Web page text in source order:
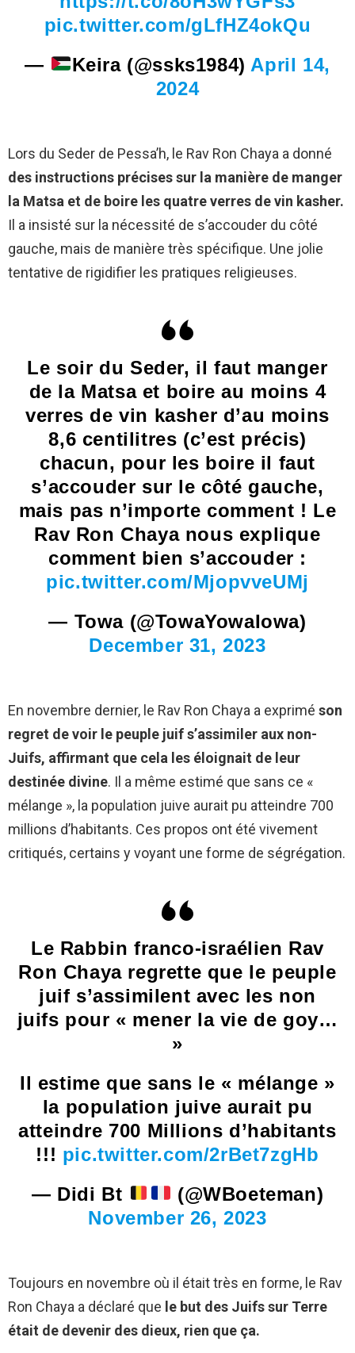
pic.twitter.com/gLfHZ4okQu
—
Keira (@ssks1984) April 14,
2024
Lors du Seder de Pessa’h, le Rav Ron Chaya a donné
des instructions précises sur la manière de manger
la Matsa et de boire les quatre verres de vin kasher.
Il a insisté sur la nécessité de s’accouder du côté
gauche, mais de manière très spécifique. Une jolie
tentative de rigidifier les pratiques religieuses.
Le soir du Seder, il faut manger
de la Matsa et boire au moins 4
verres de vin kasher d’au moins
8,6 centilitres (c’est précis)
chacun, pour les boire il faut
s’accouder sur le côté gauche,
mais pas n’importe comment ! Le
Rav Ron Chaya nous explique
comment bien s’accouder :
pic.twitter.com/MjopvveUMj
— Towa (@TowaYowaIowa)
December 31, 2023
En novembre dernier, le Rav Ron Chaya a exprimé son
regret de voir le peuple juif s’assimiler aux non-
Juifs, affirmant que cela les éloignait de leur
destinée divine. Il a même estimé que sans ce «
mélange », la population juive aurait pu atteindre 700
millions d’habitants. Ces propos ont été vivement
critiqués, certains y voyant une forme de ségrégation.
Le Rabbin franco-israélien Rav
Ron Chaya regrette que le peuple
juif s’assimilent avec les non
juifs pour « mener la vie de goy…
»
Il estime que sans le « mélange »
la population juive aurait pu
atteindre 700 Millions d’habitants
!!! pic.twitter.com/2rBet7zgHb
— Didi Bt
(@WBoeteman)
November 26, 2023
Toujours en novembre où il était très en forme, le Rav
Ron Chaya a déclaré que le but des Juifs sur Terre
était de devenir des dieux, rien que ça.